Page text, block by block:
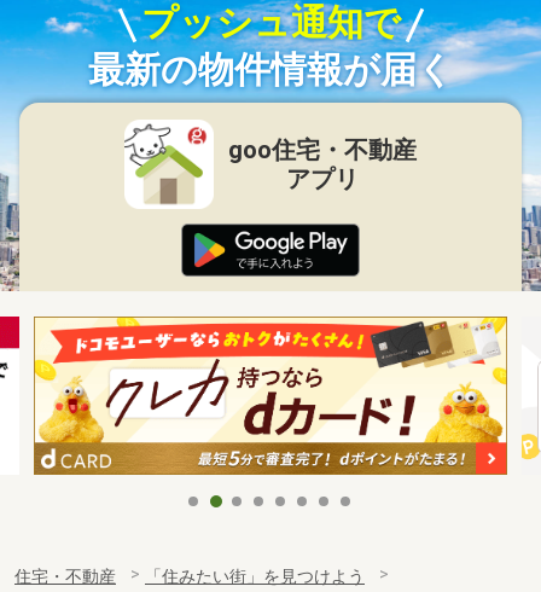
プッシュ通知で
最新の物件情報が届く
goo住宅・不動産
アプリ
住宅・不動産
「住みたい街」を見つけよう